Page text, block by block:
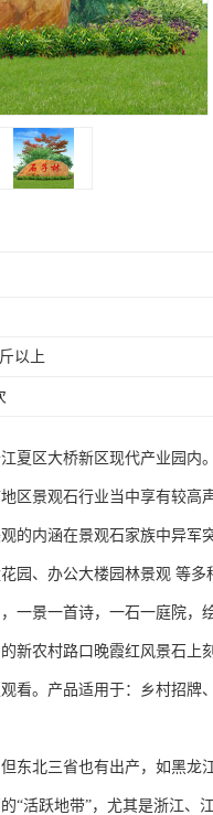
以上
夏区大桥新区现代产业园内
区景观石行业当中享有较
的内涵在景观石家族中异军
园、办公大楼园林景观 等
一景一首诗，一石一庭院
新农村路口晚霞红风景石上
看。产品适用于：乡村招牌
东北三省也有出产，如黑龙
“活跃地带”，尤其是浙江、